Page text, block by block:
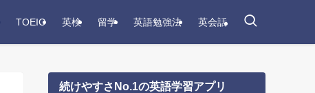
TOEIC 英検 留学 英語勉強法 英会話
続けやすさNo.1の英語学習アプリ